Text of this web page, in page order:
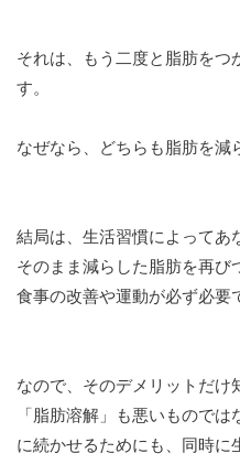
それは、もう二度と脂肪をつ
す。
なぜなら、どちらも脂肪を減
結局は、生活習慣によってあ
そのまま減らした脂肪を再び
食事の改善や運動が必ず必要
なので、そのデメリットだけ
「脂肪溶解」も悪いもので
に続かせるためにも、同時に